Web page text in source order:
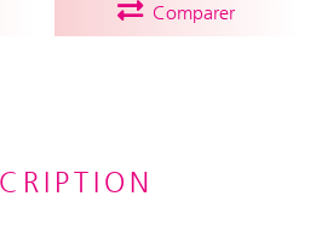
Comparer